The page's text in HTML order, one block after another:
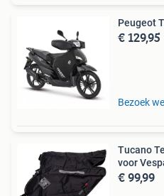
Peugeot
€ 129,95
Bezoek
Tucano
voor
€ 99,99